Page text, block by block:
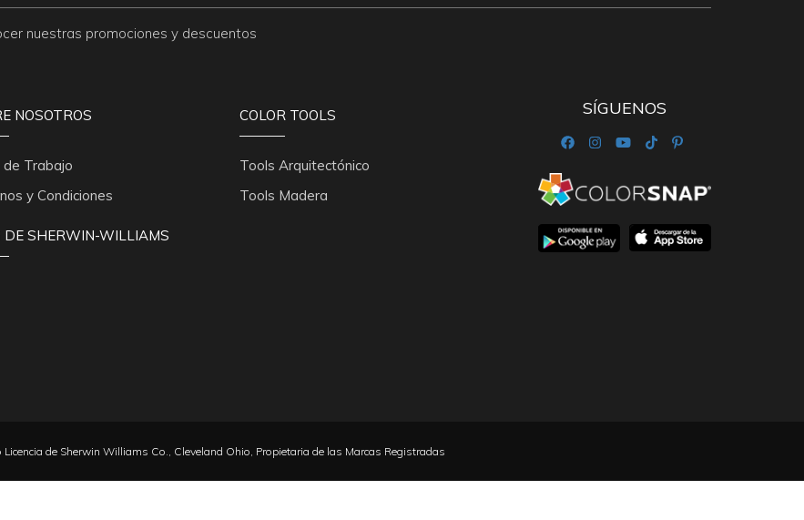
nuestras promociones y descuentos
NOSOTROS
de Trabajo
y Condiciones
COLOR TOOLS
Tools Arquitectónico
Tools Madera
DE SHERWIN-WILLIAMS
SÍGUENOS
de Sherwin Williams Co., Cleveland Ohio, Propietaria de las Marcas Registradas